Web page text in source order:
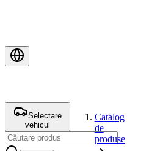
Selectare
vehicul
Catalog
de
produse